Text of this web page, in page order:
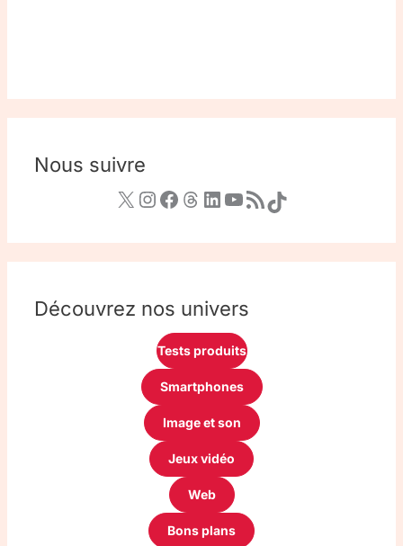
Nous suivre
Découvrez nos univers
Tests produits
Smartphones
Image et son
Jeux vidéo
Web
Bons plans